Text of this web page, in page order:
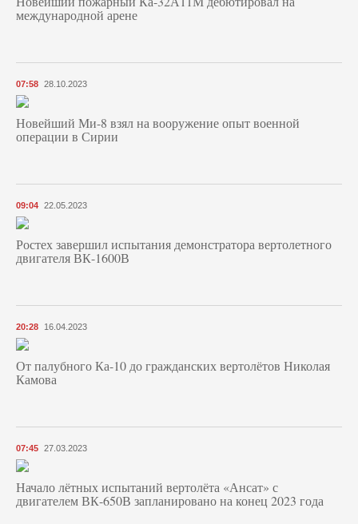
международной арене
07:58 28.10.2023
Новейший Ми-8 взял на вооружение опыт военной
операции в Сирии
09:04 22.05.2023
Ростех завершил испытания демонстратора вертолетного
двигателя ВК-1600В
20:28 16.04.2023
От палубного Ка-10 до гражданских вертолётов Николая
Камова
07:45 27.03.2023
Начало лётных испытаний вертолёта «Ансат» с
двигателем ВК-650В запланировано на конец 2023 года